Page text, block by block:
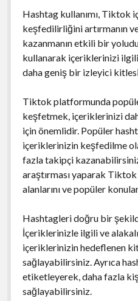
Hashtag kullanımı, Tiktok
keşfedilirliğini artırmanın
kazanmanın etkili bir
kullanarak içeriklerinizi
daha geniş bir izleyici
Tiktok platformunda
keşfetmek, içeriklerinizi
için önemlidir. Popüler
içeriklerinizin keşfedilme
fazla takipçi
araştırması yaparak Tiktok
alanlarını ve popüler
Hashtagleri doğru bir
İçeriklerinizle ilgili ve
içeriklerinizin hedeflenen
sağlayabilirsiniz. Ayrıca
etiketleyerek, daha fazla
sağlayabilirsiniz.